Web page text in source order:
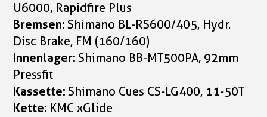
U6000, Rapidfire Plus
Bremsen:Shimano BL-RS600/405, Hydr.
Disc Brake, FM (160/160)
Innenlager:Shimano BB-MT500PA, 92mm
Pressfit
Kassette:Shimano Cues CS-LG400, 11-50T
Kette: KMC xGlide